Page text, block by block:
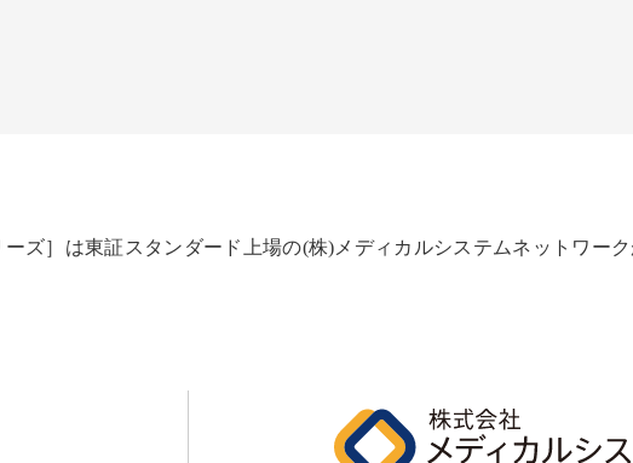
ーズ］は東証スタンダード上場の(株)メディカルシステムネットワーク